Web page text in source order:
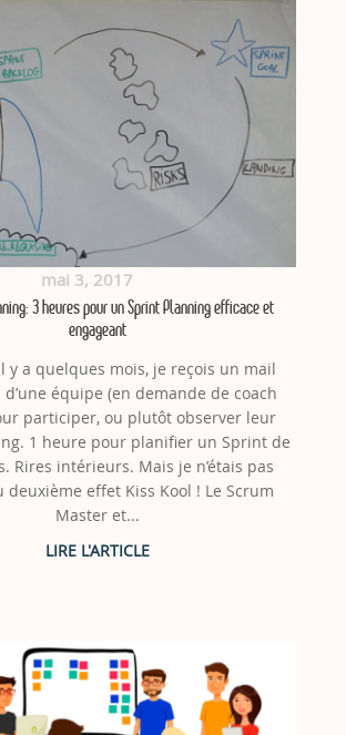
mai 3, 2017
3 heures pour un Sprint Planning efficace et
engageant
y a quelques mois, je reçois un mail
d’une équipe (en demande de coach
participer, ou plutôt observer leur
1 heure pour planifier un Sprint de
Rires intérieurs. Mais je n’étais pas
deuxième effet Kiss Kool ! Le Scrum
Master et...